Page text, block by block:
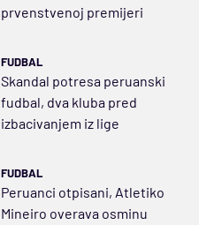
prvenstvenoj premijeri
FUDBAL
Skandal potresa peruanski
fudbal, dva kluba pred
izbacivanjem iz lige
FUDBAL
Peruanci otpisani, Atletiko
Mineiro overava osminu